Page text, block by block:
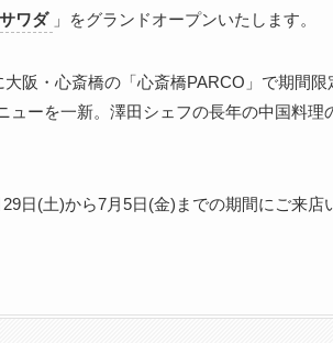
ワダ 」をグランドオープンいたします。
大阪・心斎橋の「心斎橋PARCO」で期間
ーを一新。澤田シェフの長年の中国料理
日(土)から7月5日(金)までの期間にご来